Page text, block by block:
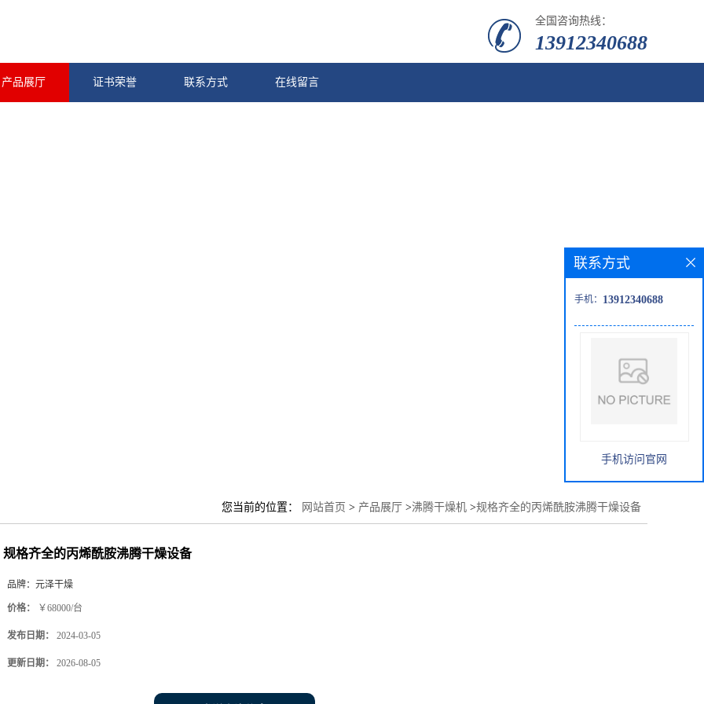
全国咨询热线：
13912340688
产品展厅 证书荣誉 联系方式 在线留言
您当前的位置： 网站首页 > 产品展厅 >沸腾干燥机 >规格齐全的丙烯酰胺沸腾干燥设备
规格齐全的丙烯酰胺沸腾干燥设备
品牌： 元泽干燥
价格： ￥68000/台
发布日期： 2024-03-05
更新日期： 2026-08-05
联系方式
手机： 13912340688
手机访问官网